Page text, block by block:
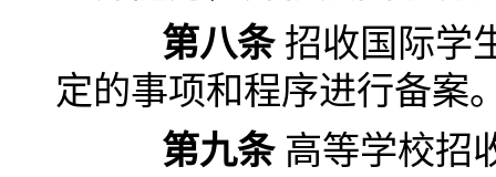
第八条招收国际学
定的事项和程序进行备案
第九条 高等学校招